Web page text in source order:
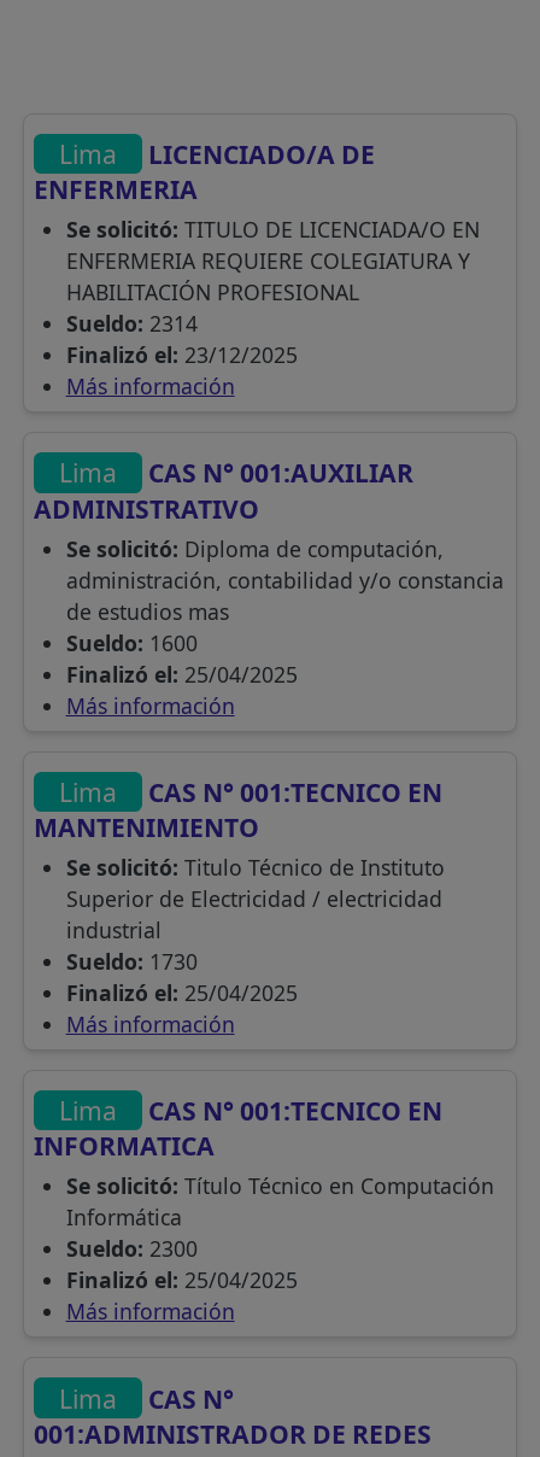
Lima
LICENCIADO/A DE
ENFERMERIA
Se solicitó: TITULO DE LICENCIADA/O EN
ENFERMERIA REQUIERE COLEGIATURA Y
HABILITACIÓN PROFESIONAL
Sueldo: 2314
Finalizó el: 23/12/2025
Más información
Lima
CAS N° 001:AUXILIAR
ADMINISTRATIVO
Se solicitó: Diploma de computación,
administración, contabilidad y/o constancia
de estudios mas
Sueldo: 1600
Finalizó el: 25/04/2025
Más información
Lima
CAS N° 001:TECNICO EN
MANTENIMIENTO
Se solicitó: Titulo Técnico de Instituto
Superior de Electricidad / electricidad
industrial
Sueldo: 1730
Finalizó el: 25/04/2025
Más información
Lima
CAS N° 001:TECNICO EN
INFORMATICA
Se solicitó: Título Técnico en Computación
Informática
Sueldo: 2300
Finalizó el: 25/04/2025
Más información
Lima
CAS N°
001:ADMINISTRADOR DE REDES